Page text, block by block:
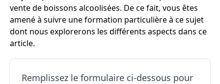
vente de boissons alcoolisées. De ce fait, vous êtes
amené à suivre une formation particulière à ce sujet
dont nous explorerons les différents aspects dans ce
article.
Remplissez le formulaire ci-dessous pour